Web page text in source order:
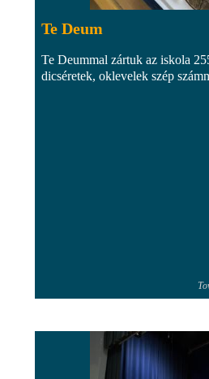
Te Deum
Te Deummal zártuk az iskola
dicséretek, oklevelek szép